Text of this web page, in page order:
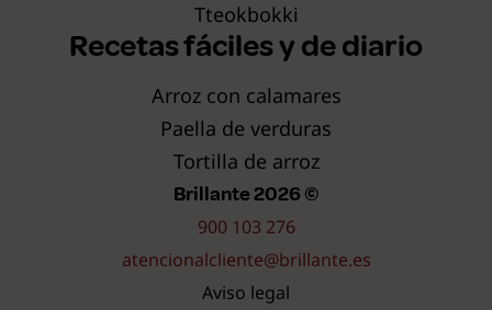
Tteokbokki
Recetas fáciles y de diario
Arroz con calamares
Paella de verduras
Tortilla de arroz
Brillante 2026 ©
900 103 276
atencionalcliente@brillante.es
Aviso legal